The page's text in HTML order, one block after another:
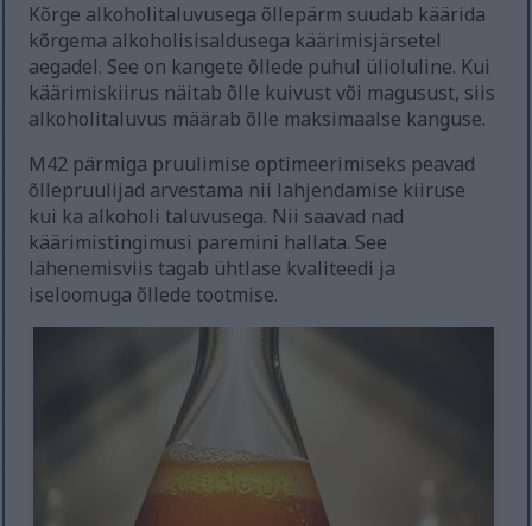
Kõrge alkoholitaluvusega õllepärm suudab käärida
kõrgema alkoholisisaldusega käärimisjärsetel
aegadel. See on kangete õllede puhul ülioluline. Kui
käärimiskiirus näitab õlle kuivust või magusust, siis
alkoholitaluvus määrab õlle maksimaalse kanguse.
M42 pärmiga pruulimise optimeerimiseks peavad
õllepruulijad arvestama nii lahjendamise kiiruse
kui ka alkoholi taluvusega. Nii saavad nad
käärimistingimusi paremini hallata. See
lähenemisviis tagab ühtlase kvaliteedi ja
iseloomuga õllede tootmise.